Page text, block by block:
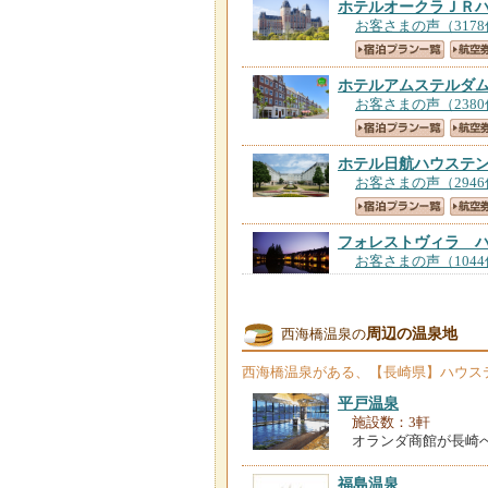
ホテルオークラＪＲ
お客さまの声（3178
ホテルアムステルダ
お客さまの声（2380
ホテル日航ハウステ
お客さまの声（2946
フォレストヴィラ
お客さまの声（1044
ホテルデンハーグ
お客さまの声（2864
ホテルロッテルダム
お客さまの声（1527
ホテルローレライ
西海橋温泉の周辺の温泉地
西海橋温泉がある、【長崎県】ハウ
平戸温泉
施設数：3軒
オランダ商館が長崎
福島温泉